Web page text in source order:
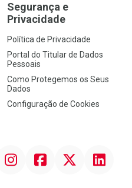
Segurança e
Privacidade
Política de Privacidade
Portal do Titular de Dados
Pessoais
Como Protegemos os Seus
Dados
Configuração de Cookies
InstagramFacebookTwitter Linkedin